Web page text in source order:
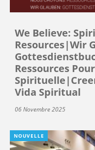
We Believe:
Resources|Wir
Ressources
Vida Spiritual
06 Novembre 2025
NOUVELLE